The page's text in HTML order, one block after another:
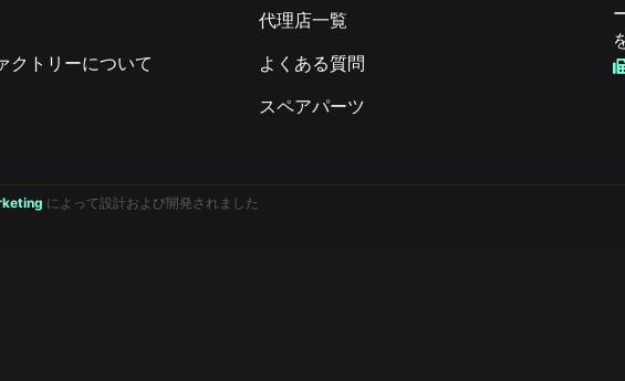
クトリーについて
代理店一覧
よくある質問
スペアパーツ
によって設計および開発されました